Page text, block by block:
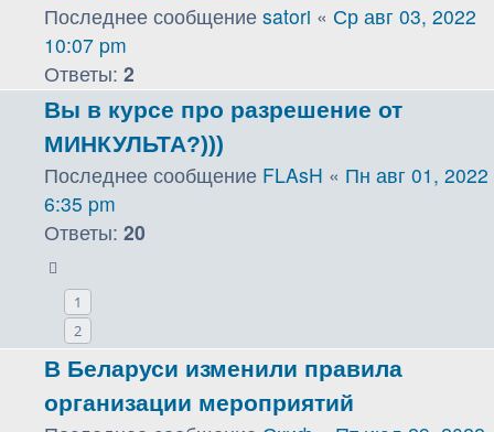
Последнее сообщение satori « Ср авг 03, 2022
10:07 pm
Ответы: 2
Вы в курсе про разрешение от
МИНКУЛЬТА?)))
Последнее сообщение FLAsH « Пн авг 01, 2022
6:35 pm
Ответы: 20
1
2
В Беларуси изменили правила
организации мероприятий